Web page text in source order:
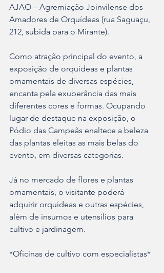
AJAO – Agremiação Joinvilense dos
Amadores de Orquídeas (rua Saguaçu,
212, subida para o Mirante).
Como atração principal do evento, a
exposição de orquídeas e plantas
ornamentais de diversas espécies,
encanta pela exuberância das mais
diferentes cores e formas. Ocupando
lugar de destaque na exposição, o
Pódio das Campeãs enaltece a beleza
das plantas eleitas as mais belas do
evento, em diversas categorias.
Já no mercado de flores e plantas
ornamentais, o visitante poderá
adquirir orquídeas e outras espécies,
além de insumos e utensílios para
cultivo e jardinagem.
*Oficinas de cultivo com especialistas*